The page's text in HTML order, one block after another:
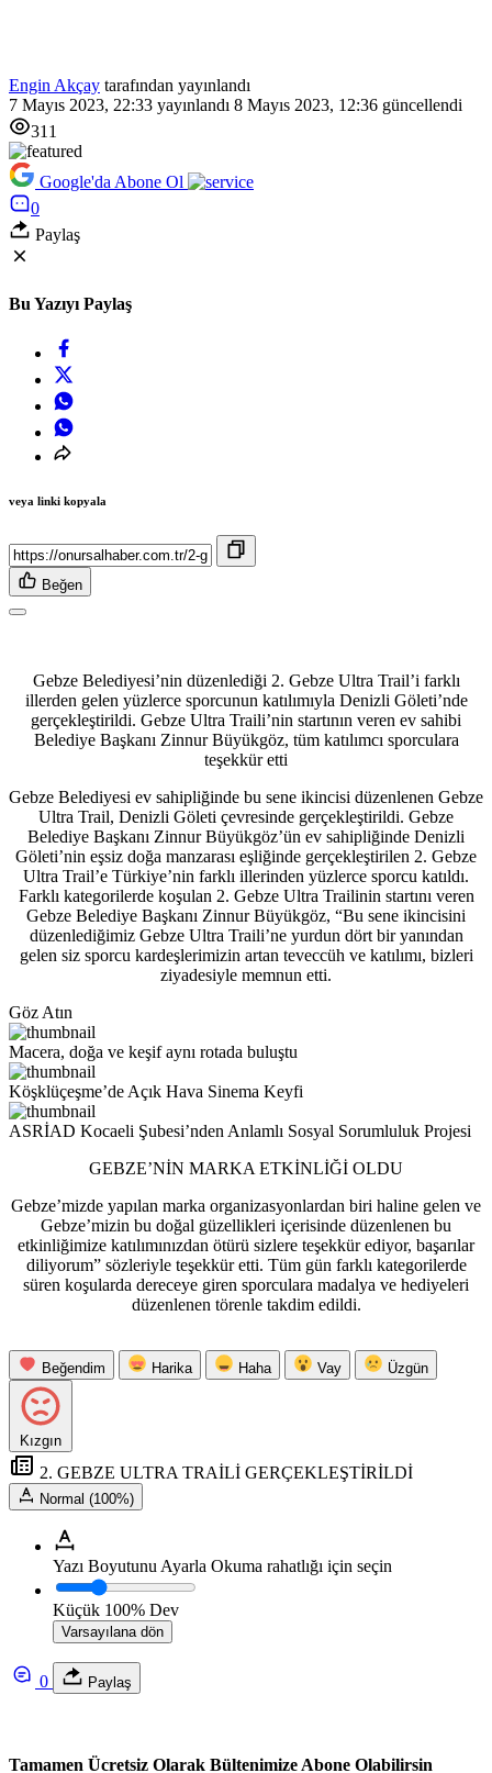
Engin Akçay tarafından yayınlandı
7 Mayıs 2023, 22:33 yayınlandı 8 Mayıs 2023, 12:36 güncellendi
311
Google'da Abone Ol
0
Paylaş
Bu Yazıyı Paylaş
veya linki kopyala
Beğen
Gebze Belediyesi’nin düzenlediği 2. Gebze Ultra Trail’i farklı
illerden gelen yüzlerce sporcunun katılımıyla Denizli Göleti’nde
gerçekleştirildi. Gebze Ultra Traili’nin startının veren ev sahibi
Belediye Başkanı Zinnur Büyükgöz, tüm katılımcı sporculara
teşekkür etti
Gebze Belediyesi ev sahipliğinde bu sene ikincisi düzenlenen Gebze
Ultra Trail, Denizli Göleti çevresinde gerçekleştirildi. Gebze
Belediye Başkanı Zinnur Büyükgöz’ün ev sahipliğinde Denizli
Göleti’nin eşsiz doğa manzarası eşliğinde gerçekleştirilen 2. Gebze
Ultra Trail’e Türkiye’nin farklı illerinden yüzlerce sporcu katıldı.
Farklı kategorilerde koşulan 2. Gebze Ultra Trailinin startını veren
Gebze Belediye Başkanı Zinnur Büyükgöz, “Bu sene ikincisini
düzenlediğimiz Gebze Ultra Traili’ne yurdun dört bir yanından
gelen siz sporcu kardeşlerimizin artan teveccüh ve katılımı, bizleri
ziyadesiyle memnun etti.
Göz Atın
Macera, doğa ve keşif aynı rotada buluştu
Köşklüçeşme’de Açık Hava Sinema Keyfi
ASRİAD Kocaeli Şubesi’nden Anlamlı Sosyal Sorumluluk Projesi
GEBZE’NİN MARKA ETKİNLİĞİ OLDU
Gebze’mizde yapılan marka organizasyonlardan biri haline gelen ve
Gebze’mizin bu doğal güzellikleri içerisinde düzenlenen bu
etkinliğimize katılımınızdan ötürü sizlere teşekkür ediyor, başarılar
diliyorum” sözleriyle teşekkür etti. Tüm gün farklı kategorilerde
süren koşularda dereceye giren sporculara madalya ve hediyeleri
düzenlenen törenle takdim edildi.
Beğendim Harika Haha Vay Üzgün
Kızgın
2. GEBZE ULTRA TRAİLİ GERÇEKLEŞTİRİLDİ
Normal (100%)
Yazı Boyutunu Ayarla Okuma rahatlığı için seçin
Küçük 100% Dev
Varsayılana dön
0 Paylaş
Tamamen Ücretsiz Olarak Bültenimize Abone Olabilirsin